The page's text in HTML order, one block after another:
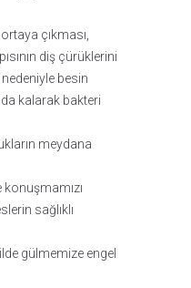
ortaya çıkması,
diş çürüklerini
besin
kalarak bakteri
meydana
sağlıklı
gülmemize engel